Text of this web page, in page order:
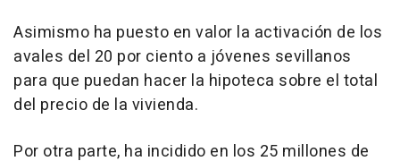
Asimismo ha puesto en valor la activación de los
avales del 20 por ciento a jóvenes sevillanos
para que puedan hacer la hipoteca sobre el total
del precio de la vivienda.
Por otra parte, ha incidido en los 25 millones de